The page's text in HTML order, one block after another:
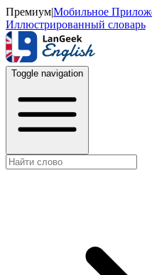
Премиум|Мобильное
Иллюстрированный словарь
Toggle navigation